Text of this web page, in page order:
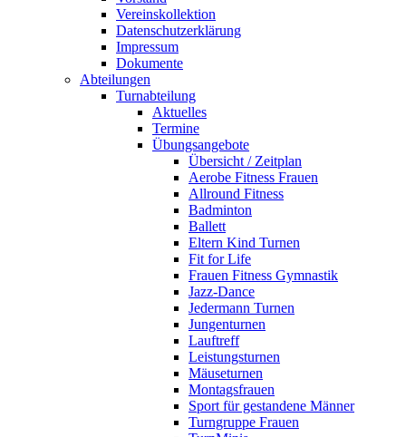
Vereinskollektion
Datenschutzerklärung
Impressum
Dokumente
Abteilungen
Turnabteilung
Aktuelles
Termine
Übungsangebote
Übersicht / Zeitplan
Aerobe Fitness Frauen
Allround Fitness
Badminton
Ballett
Eltern Kind Turnen
Fit for Life
Frauen Fitness Gymnastik
Jazz-Dance
Jedermann Turnen
Jungenturnen
Lauftreff
Leistungsturnen
Mäuseturnen
Montagsfrauen
Sport für gestandene Männer
Turngruppe Frauen